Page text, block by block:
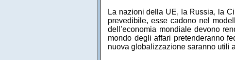
La nazioni della UE, la Russia, la
prevedibile, esse cadono nel
dell’economia mondiale devono
mondo degli affari pretenderanno
nuova globalizzazione saranno utili